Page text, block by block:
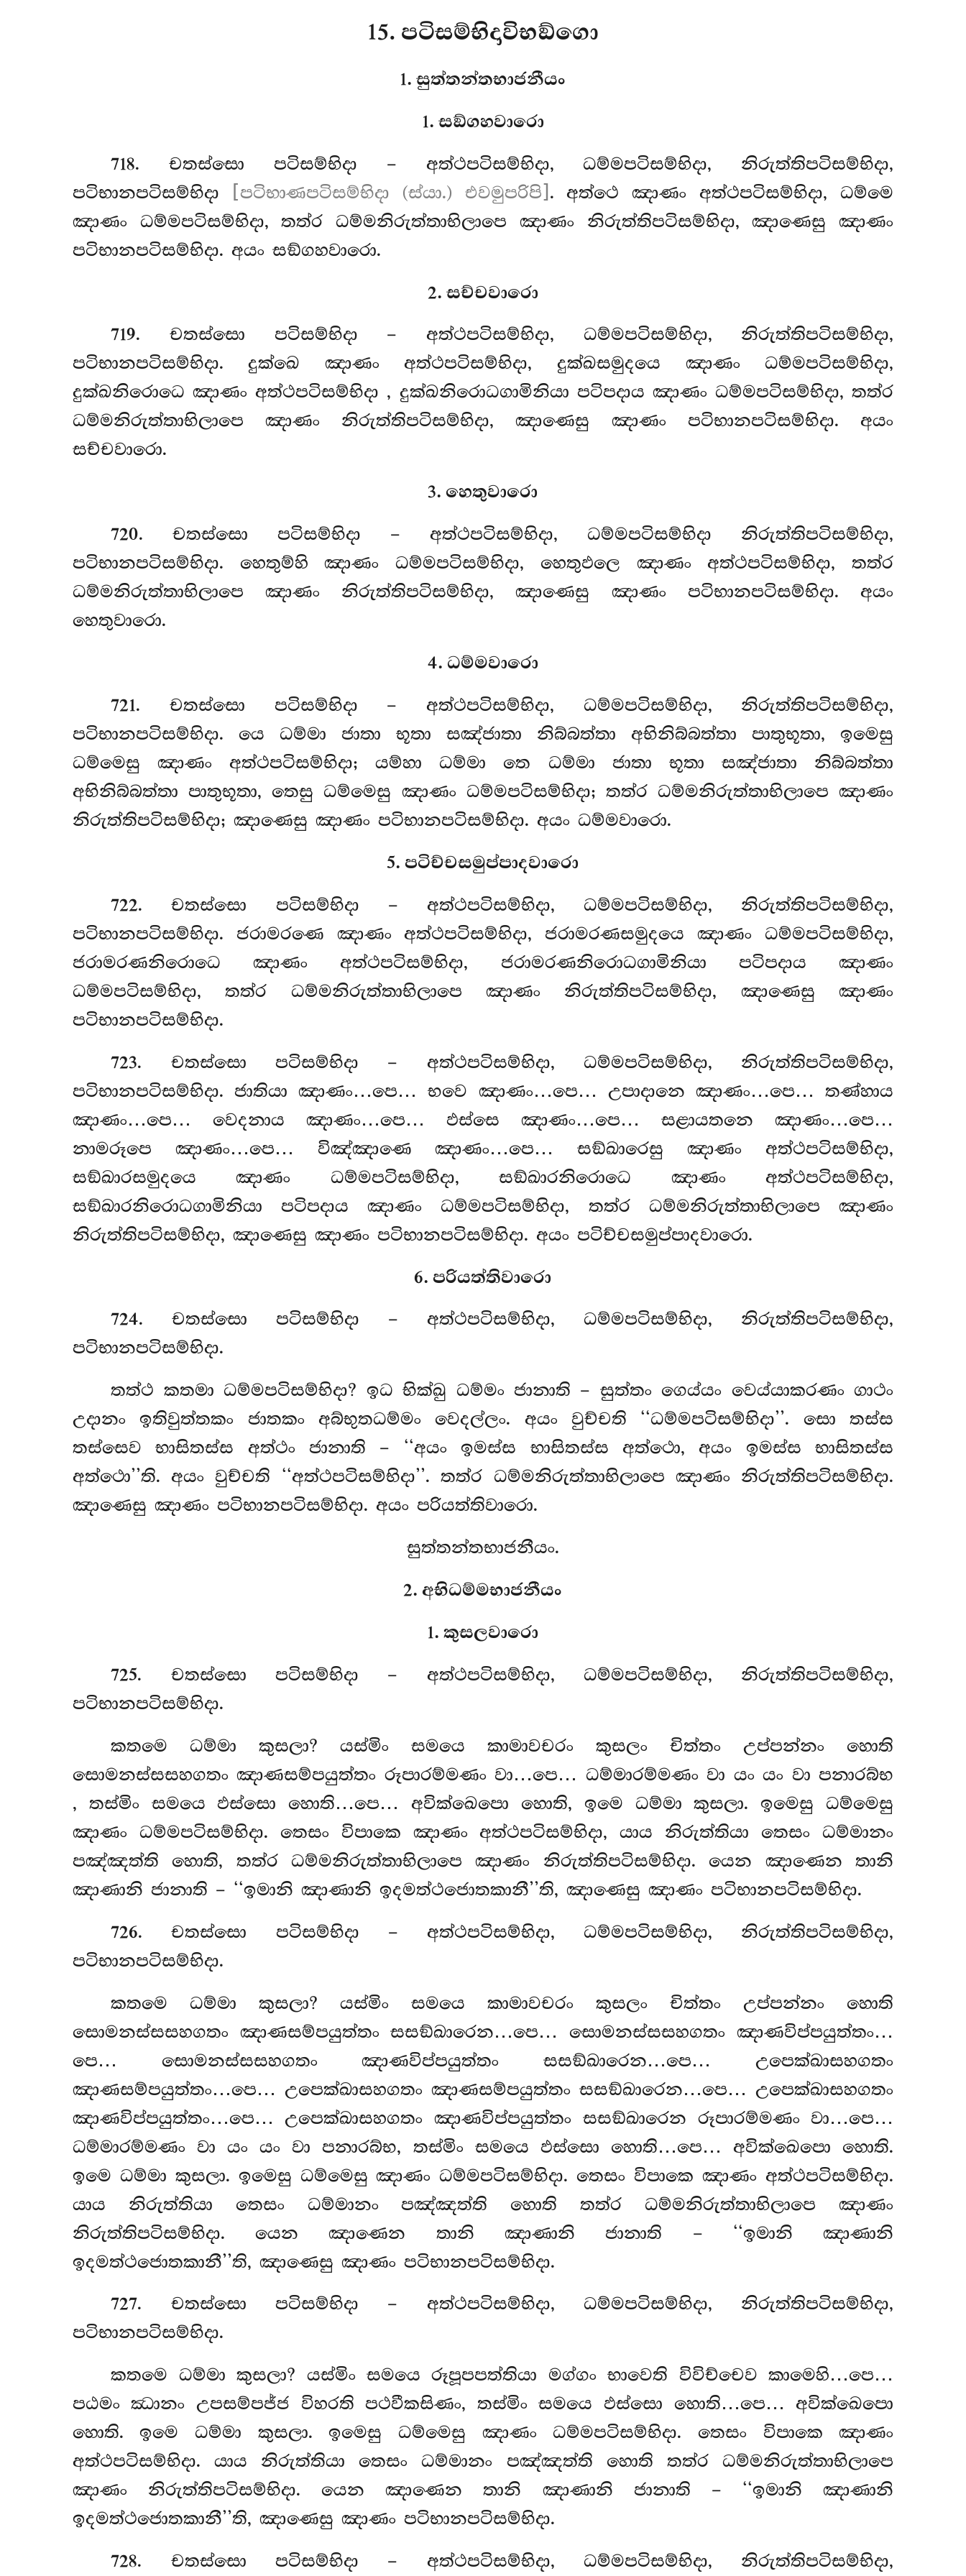
15. පටිසම්භිදාවිභඞ්ගො
1. සුත්තන්තභාජනීයං
1. සඞ්ගහවාරො
718. චතස්සො පටිසම්භිදා – අත්ථපටිසම්භිදා, ධම්මපටිසම්භිදා, නිරුත්තිපටිසම්භිදා,
පටිභානපටිසම්භිදා
[පටිභාණපටිසම්භිදා (ස්යා.) එවමුපරිපි] . අත්ථෙ ඤාණං අත්ථපටිසම්භිදා, ධම්මෙ
ඤාණං ධම්මපටිසම්භිදා, තත්ර ධම්මනිරුත්තාභිලාපෙ ඤාණං නිරුත්තිපටිසම්භිදා, ඤාණෙසු ඤාණං
පටිභානපටිසම්භිදා. අයං සඞ්ගහවාරො.
2. සච්චවාරො
719. චතස්සො පටිසම්භිදා – අත්ථපටිසම්භිදා, ධම්මපටිසම්භිදා, නිරුත්තිපටිසම්භිදා,
පටිභානපටිසම්භිදා. දුක්ඛෙ ඤාණං අත්ථපටිසම්භිදා, දුක්ඛසමුදයෙ ඤාණං ධම්මපටිසම්භිදා,
දුක්ඛනිරොධෙ ඤාණං අත්ථපටිසම්භිදා , දුක්ඛනිරොධගාමිනියා පටිපදාය ඤාණං ධම්මපටිසම්භිදා, තත්ර
ධම්මනිරුත්තාභිලාපෙ ඤාණං නිරුත්තිපටිසම්භිදා, ඤාණෙසු ඤාණං පටිභානපටිසම්භිදා. අයං
සච්චවාරො.
3. හෙතුවාරො
720. චතස්සො පටිසම්භිදා – අත්ථපටිසම්භිදා, ධම්මපටිසම්භිදා නිරුත්තිපටිසම්භිදා,
පටිභානපටිසම්භිදා. හෙතුම්හි ඤාණං ධම්මපටිසම්භිදා, හෙතුඵලෙ ඤාණං අත්ථපටිසම්භිදා, තත්ර
ධම්මනිරුත්තාභිලාපෙඤාණං නිරුත්තිපටිසම්භිදා, ඤාණෙසු ඤාණං පටිභානපටිසම්භිදා. අයං
හෙතුවාරො.
4. ධම්මවාරො
721. චතස්සො පටිසම්භිදා – අත්ථපටිසම්භිදා, ධම්මපටිසම්භිදා, නිරුත්තිපටිසම්භිදා,
පටිභානපටිසම්භිදා. යෙ ධම්මා ජාතා භූතා සඤ්ජාතා නිබ්බත්තා අභිනිබ්බත්තා පාතුභූතා, ඉමෙසු
ධම්මෙසු ඤාණං අත්ථපටිසම්භිදා; යම්හා ධම්මා තෙ ධම්මා ජාතා භූතා සඤ්ජාතා නිබ්බත්තා
අභිනිබ්බත්තා පාතුභූතා, තෙසු ධම්මෙසු ඤාණං ධම්මපටිසම්භිදා; තත්ර ධම්මනිරුත්තාභිලාපෙ ඤාණං
නිරුත්තිපටිසම්භිදා; ඤාණෙසු ඤාණං පටිභානපටිසම්භිදා. අයං ධම්මවාරො.
5. පටිච්චසමුප්පාදවාරො
722. චතස්සො පටිසම්භිදා – අත්ථපටිසම්භිදා, ධම්මපටිසම්භිදා, නිරුත්තිපටිසම්භිදා,
පටිභානපටිසම්භිදා. ජරාමරණෙ ඤාණං අත්ථපටිසම්භිදා, ජරාමරණසමුදයෙ ඤාණං ධම්මපටිසම්භිදා,
ජරාමරණනිරොධෙ ඤාණං අත්ථපටිසම්භිදා, ජරාමරණනිරොධගාමිනියා පටිපදාය ඤාණං
ධම්මපටිසම්භිදා, තත්ර ධම්මනිරුත්තාභිලාපෙ ඤාණං නිරුත්තිපටිසම්භිදා, ඤාණෙසු ඤාණං
පටිභානපටිසම්භිදා.
723. චතස්සො පටිසම්භිදා – අත්ථපටිසම්භිදා, ධම්මපටිසම්භිදා, නිරුත්තිපටිසම්භිදා,
පටිභානපටිසම්භිදා. ජාතියා ඤාණං…පෙ… භවෙ ඤාණං…පෙ… උපාදානෙ ඤාණං…පෙ… තණ්හාය
ඤාණං…පෙ… වෙදනාය ඤාණං…පෙ… ඵස්සෙ ඤාණං…පෙ… සළායතනෙ ඤාණං…පෙ…
නාමරූපෙ ඤාණං…පෙ… විඤ්ඤාණෙ ඤාණං…පෙ… සඞ්ඛාරෙසු ඤාණං අත්ථපටිසම්භිදා,
සඞ්ඛාරසමුදයෙ ඤාණං ධම්මපටිසම්භිදා, සඞ්ඛාරනිරොධෙ ඤාණං අත්ථපටිසම්භිදා,
සඞ්ඛාරනිරොධගාමිනියා පටිපදාය ඤාණං ධම්මපටිසම්භිදා, තත්ර ධම්මනිරුත්තාභිලාපෙ ඤාණං
නිරුත්තිපටිසම්භිදා, ඤාණෙසු ඤාණං පටිභානපටිසම්භිදා. අයං පටිච්චසමුප්පාදවාරො.
6. පරියත්තිවාරො
724. චතස්සොපටිසම්භිදා – අත්ථපටිසම්භිදා, ධම්මපටිසම්භිදා, නිරුත්තිපටිසම්භිදා,
පටිභානපටිසම්භිදා.
තත්ථ කතමා ධම්මපටිසම්භිදා? ඉධ භික්ඛු ධම්මං ජානාති – සුත්තං ගෙය්යං වෙය්යාකරණං ගාථං
උදානං ඉතිවුත්තකං ජාතකං අබ්භුතධම්මං වෙදල්ලං. අයං වුච්චති ‘‘ධම්මපටිසම්භිදා’’. සො තස්ස
තස්සෙව භාසිතස්ස අත්ථං ජානාති – ‘‘අයං ඉමස්ස භාසිතස්ස අත්ථො, අයං ඉමස්ස භාසිතස්ස
අත්ථො’’ති. අයං වුච්චති ‘‘අත්ථපටිසම්භිදා’’. තත්ර ධම්මනිරුත්තාභිලාපෙ ඤාණං නිරුත්තිපටිසම්භිදා.
ඤාණෙසු ඤාණං පටිභානපටිසම්භිදා. අයං පරියත්තිවාරො.
සුත්තන්තභාජනීයං.
2. අභිධම්මභාජනීයං
1. කුසලවාරො
725. චතස්සො පටිසම්භිදා – අත්ථපටිසම්භිදා, ධම්මපටිසම්භිදා, නිරුත්තිපටිසම්භිදා,
පටිභානපටිසම්භිදා.
කතමෙ ධම්මා කුසලා? යස්මිංසමයෙ කාමාවචරං කුසලං චිත්තං උප්පන්නං හොති
සොමනස්සසහගතං ඤාණසම්පයුත්තං රූපාරම්මණං වා…පෙ… ධම්මාරම්මණං වා යං යං වා පනාරබ්භ
, තස්මිං සමයෙ ඵස්සො හොති…පෙ… අවික්ඛෙපො හොති, ඉමෙ ධම්මා කුසලා. ඉමෙසු ධම්මෙසු
ඤාණං ධම්මපටිසම්භිදා. තෙසං විපාකෙ ඤාණං අත්ථපටිසම්භිදා, යාය නිරුත්තියා තෙසං ධම්මානං
පඤ්ඤත්ති හොති, තත්ර ධම්මනිරුත්තාභිලාපෙ ඤාණං නිරුත්තිපටිසම්භිදා. යෙන ඤාණෙන තානි
ඤාණානි ජානාති – ‘‘ඉමානි ඤාණානි ඉදමත්ථජොතකානී’’ති, ඤාණෙසු ඤාණං පටිභානපටිසම්භිදා.
726. චතස්සො පටිසම්භිදා – අත්ථපටිසම්භිදා, ධම්මපටිසම්භිදා, නිරුත්තිපටිසම්භිදා,
පටිභානපටිසම්භිදා.
කතමෙ ධම්මා කුසලා? යස්මිං සමයෙ කාමාවචරං කුසලං චිත්තං උප්පන්නං හොති
සොමනස්සසහගතං ඤාණසම්පයුත්තං සසඞ්ඛාරෙන…පෙ… සොමනස්සසහගතං ඤාණවිප්පයුත්තං…
පෙ… සොමනස්සසහගතං ඤාණවිප්පයුත්තං සසඞ්ඛාරෙන…පෙ… උපෙක්ඛාසහගතං
ඤාණසම්පයුත්තං…පෙ… උපෙක්ඛාසහගතං ඤාණසම්පයුත්තං සසඞ්ඛාරෙන…පෙ… උපෙක්ඛාසහගතං
ඤාණවිප්පයුත්තං…පෙ… උපෙක්ඛාසහගතං ඤාණවිප්පයුත්තං සසඞ්ඛාරෙන රූපාරම්මණං වා…පෙ…
ධම්මාරම්මණං වා යං යං වා පනාරබ්භ, තස්මිං සමයෙ ඵස්සො හොති…පෙ… අවික්ඛෙපො හොති.
ඉමෙ ධම්මා කුසලා. ඉමෙසු ධම්මෙසු ඤාණං ධම්මපටිසම්භිදා. තෙසං විපාකෙ ඤාණං අත්ථපටිසම්භිදා.
යාය නිරුත්තියා තෙසං ධම්මානං පඤ්ඤත්ති හොති තත්ර ධම්මනිරුත්තාභිලාපෙ ඤාණං
නිරුත්තිපටිසම්භිදා. යෙනඤාණෙන තානි ඤාණානි ජානාති – ‘‘ඉමානි ඤාණානි
ඉදමත්ථජොතකානී’’ති, ඤාණෙසු ඤාණං පටිභානපටිසම්භිදා.
727. චතස්සො පටිසම්භිදා – අත්ථපටිසම්භිදා, ධම්මපටිසම්භිදා, නිරුත්තිපටිසම්භිදා,
පටිභානපටිසම්භිදා.
කතමෙ ධම්මා කුසලා? යස්මිං සමයෙ රූපූපපත්තියා මග්ගං භාවෙති විවිච්චෙව කාමෙහි…පෙ…
පඨමං ඣානං උපසම්පජ්ජ විහරති පථවීකසිණං, තස්මිං සමයෙ ඵස්සො හොති…පෙ… අවික්ඛෙපො
හොති. ඉමෙ ධම්මා කුසලා. ඉමෙසු ධම්මෙසු ඤාණං ධම්මපටිසම්භිදා. තෙසං විපාකෙ ඤාණං
අත්ථපටිසම්භිදා. යාය නිරුත්තියා තෙසං ධම්මානං පඤ්ඤත්ති හොති තත්ර ධම්මනිරුත්තාභිලාපෙ
ඤාණං නිරුත්තිපටිසම්භිදා. යෙන ඤාණෙන තානි ඤාණානි ජානාති – ‘‘ඉමානි ඤාණානි
ඉදමත්ථජොතකානී’’ති, ඤාණෙසු ඤාණං පටිභානපටිසම්භිදා.
728. චතස්සො පටිසම්භිදා – අත්ථපටිසම්භිදා, ධම්මපටිසම්භිදා, නිරුත්තිපටිසම්භිදා,